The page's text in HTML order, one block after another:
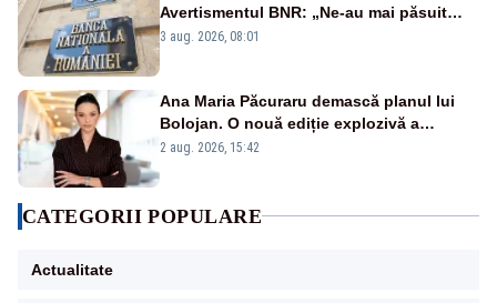
Avertismentul BNR: „Ne-au mai păsuit
pentru câteva luni”
3 aug. 2026, 08:01
Ana Maria Păcuraru demască planul lui
Bolojan. O nouă ediție explozivă a
emisiunii „Miza Zilei” la Realitatea PLUS
2 aug. 2026, 15:42
CATEGORII POPULARE
Actualitate